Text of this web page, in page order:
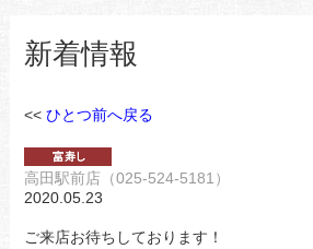
新着情報
<< ひとつ前へ戻る
高田駅前店（025-524-5181）
2020.05.23
ご来店お待ちしております！